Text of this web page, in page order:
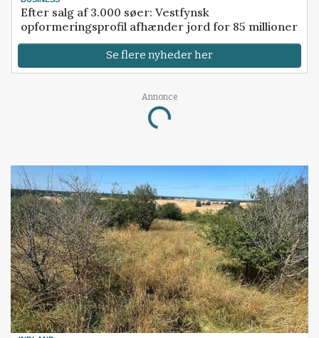
Efter salg af 3.000 søer: Vestfynsk
opformeringsprofil afhænder jord for 85 millioner
Se flere nyheder her
Annonce
Loading...